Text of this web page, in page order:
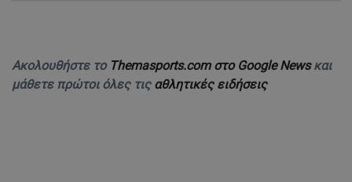
Ακολουθήστε το Themasports.com στο Google Newsκαι
μάθετε πρώτοι όλες τις αθλητικές ειδήσεις